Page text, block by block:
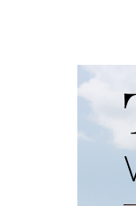
Strona
Z ŻYCIA